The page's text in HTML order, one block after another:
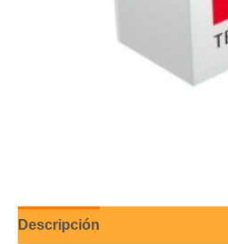
Descripción